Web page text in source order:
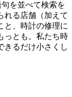
を並べて検索を
れる店舗（加えて
と、時計の修理に
っとも。私たち時
きるだけ小さくし